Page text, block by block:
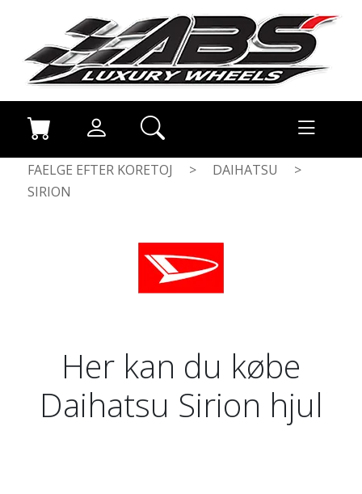
FAELGE EFTER KORETOJ > DAIHATSU
>
SIRION
Her kan du købe
Daihatsu Sirion hjul